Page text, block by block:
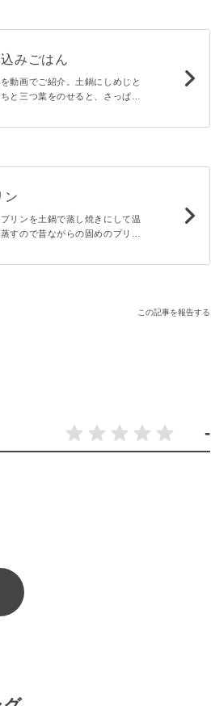
みごはん
動画でご紹介。土鍋にしめじと
と三つ葉をのせると、さっぱり
ン
リンを土鍋で蒸し焼きにして温
すので昔ながらの固めのプリン
この記事を報告する
-